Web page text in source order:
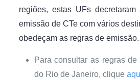
regiões, estas UFs
emissão de CTe com vários
obedeçam as regras de emissão.
Para consultar as regras
do Rio de Janeiro, clique